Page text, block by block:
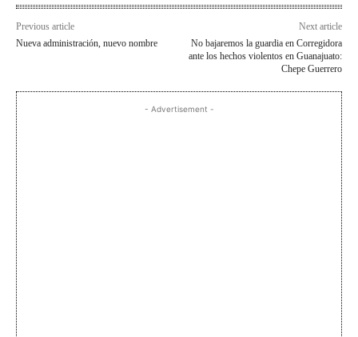
Previous article
Nueva administración, nuevo nombre
Next article
No bajaremos la guardia en Corregidora
ante los hechos violentos en Guanajuato:
Chepe Guerrero
- Advertisement -